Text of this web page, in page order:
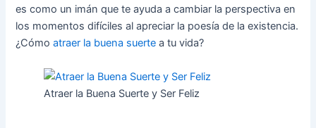
es como un imán que te ayuda a cambiar la perspectiva en
los momentos difíciles al apreciar la poesía de la existencia.
¿Cómoatraer la buena suerte a tu vida?
Atraer la Buena Suerte y Ser Feliz